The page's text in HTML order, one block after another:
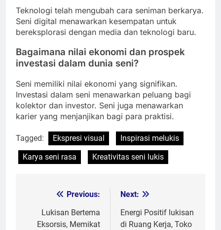
Teknologi telah mengubah cara seniman berkarya.
Seni digital menawarkan kesempatan untuk
bereksplorasi dengan media dan teknologi baru.
Bagaimana nilai ekonomi dan prospek
investasi dalam dunia seni?
Seni memiliki nilai ekonomi yang signifikan.
Investasi dalam seni menawarkan peluang bagi
kolektor dan investor. Seni juga menawarkan
karier yang menjanjikan bagi para praktisi.
Tagged: Ekspresi visual
Inspirasi melukis
Karya seni rasa
Kreativitas seni lukis
navigation
Previous:
Lukisan Bertema
Eksorsis, Memikat
Next:
Energi Positif lukisan
di Ruang Kerja, Toko